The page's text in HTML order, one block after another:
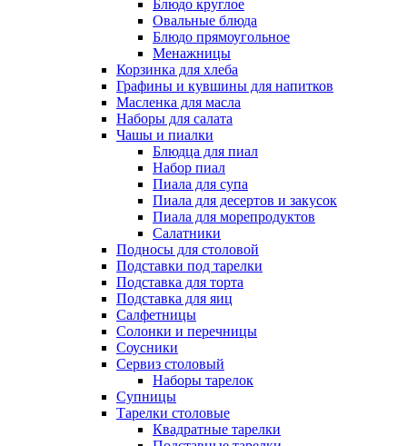
Блюдо круглое
Овальные блюда
Блюдо прямоугольное
Менажницы
Корзинка для хлеба
Графины и кувшины для напитков
Масленка для масла
Наборы для салата
Чашы и пиалки
Блюдца для пиал
Набор пиал
Пиала для супа
Пиала для десертов и закусок
Пиала для морепродуктов
Салатники
Подносы для столовой
Подставки под тарелки
Подставка для торта
Подставка для яиц
Салфетницы
Солонки и перечницы
Соусники
Сервиз столовый
Наборы тарелок
Супницы
Тарелки столовые
Квадратные тарелки